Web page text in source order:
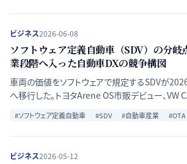
ビジネス2026-06-08
ソフトウェア定義自動車（SDV）の分
業段階へ入った自動車DXの競争構図
車両の価値をソフトウェアで規定するSDVが
へ移行した。トヨタArene OS市販デビュー、VW
る。
#ソフトウェア定義自動車 #SDV #自動車産業 #OTA
ビジネス2026-05-12